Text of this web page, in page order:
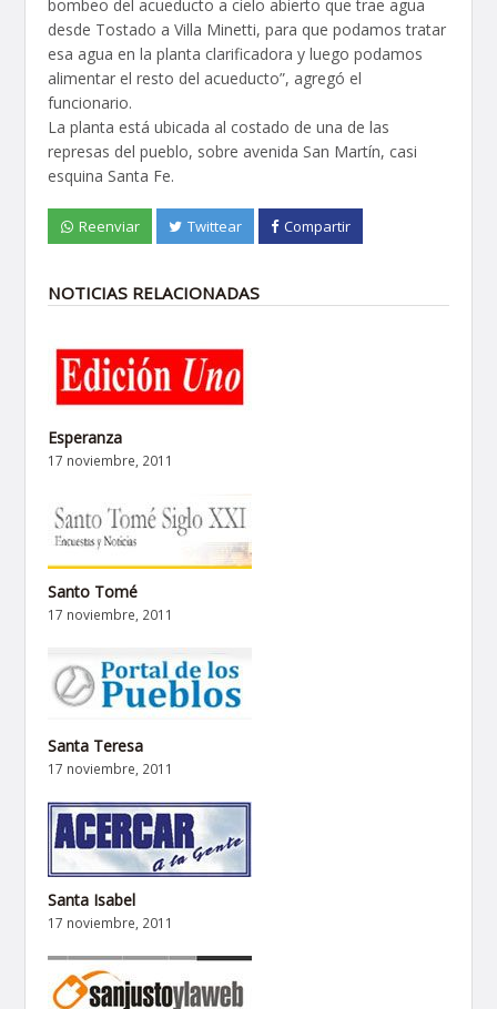
bombeo del acueducto a cielo abierto que trae agua
desde Tostado a Villa Minetti, para que podamos tratar
esa agua en la planta clarificadora y luego podamos
alimentar el resto del acueducto”, agregó el
funcionario.
La planta está ubicada al costado de una de las
represas del pueblo, sobre avenida San Martín, casi
esquina Santa Fe.
Reenviar Twittear Compartir
NOTICIAS RELACIONADAS
Esperanza
17 noviembre, 2011
Santo Tomé
17 noviembre, 2011
Santa Teresa
17 noviembre, 2011
Santa Isabel
17 noviembre, 2011